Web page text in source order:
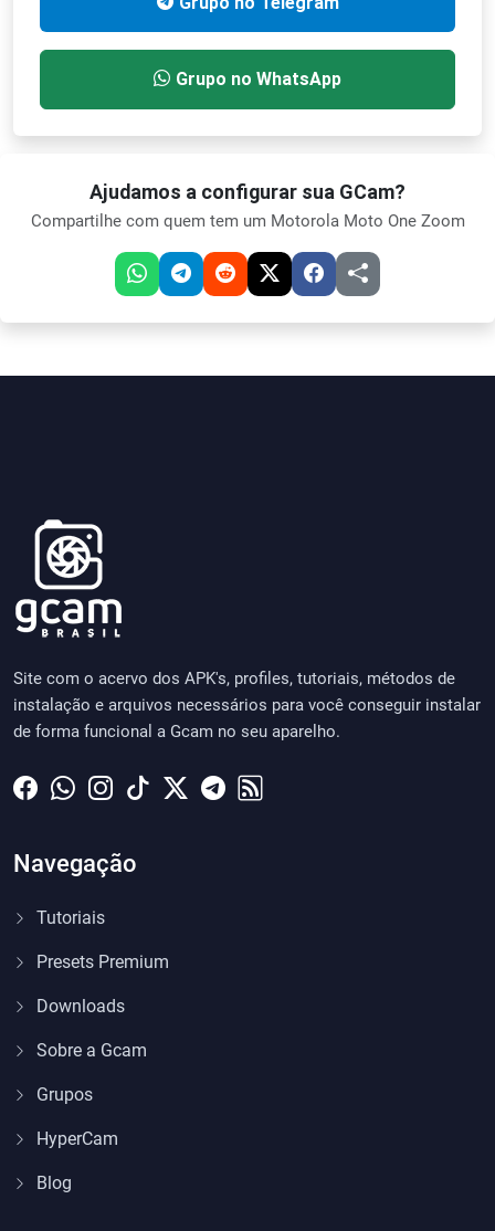
Grupo no WhatsApp
Ajudamos a configurar sua GCam?
Compartilhe com quem tem um Motorola Moto One Zoom
Site com o acervo dos APK's, profiles, tutoriais, métodos de
instalação e arquivos necessários para você conseguir instalar
de forma funcional a Gcam no seu aparelho.
Navegação
Tutoriais
Presets Premium
Downloads
Sobre a Gcam
Grupos
HyperCam
Blog